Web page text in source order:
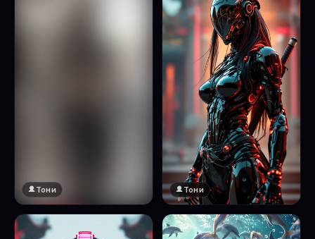
🔞 18+
Натисни за преглед
Тони Тони